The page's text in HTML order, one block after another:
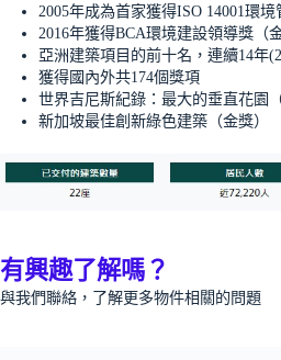
2005年成為首家獲得ISO 14001環
2016年獲得BCA環境建設領導獎（金
亞洲建築項目的前十名，連續14年
獲得國內外共174個獎項
世界吉尼斯紀錄：最大的垂直花園（
新加坡最佳創新綠色建築（金獎）
有興趣了解嗎？
與我們聯絡，了解更多物件相關的問題